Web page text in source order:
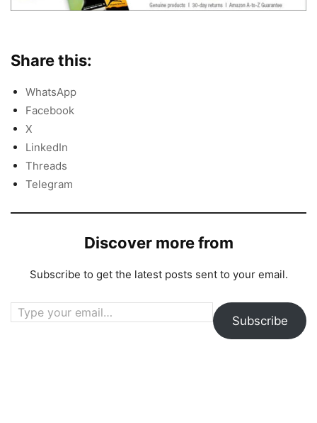
Share this:
WhatsApp
Facebook
X
LinkedIn
Threads
Telegram
Discover more from
Subscribe to get the latest posts sent to your email.
Type your email…
Subscribe